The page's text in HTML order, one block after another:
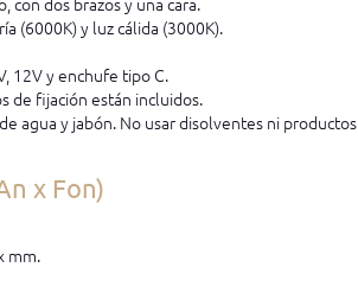
(6000K) y luz cálida (3000K).
12V y enchufe tipo C.
de fijación están incluidos.
agua y jabón. No usar disolventes ni productos
x Fon)
mm.